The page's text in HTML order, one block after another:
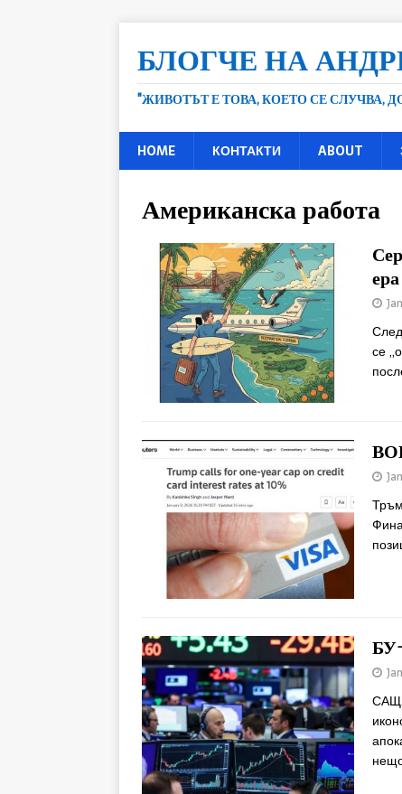
БЛОГЧЕ НА
"ЖИВОТЪТ Е ТОВА, КОЕТО СЕ СЛУЧВА,
HOME КОНТАКТИ ABOUT
Американска работа
се
САЩ.